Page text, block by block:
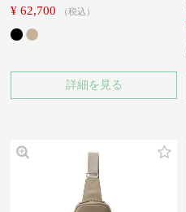
¥ 62,700 税込
詳細を見る